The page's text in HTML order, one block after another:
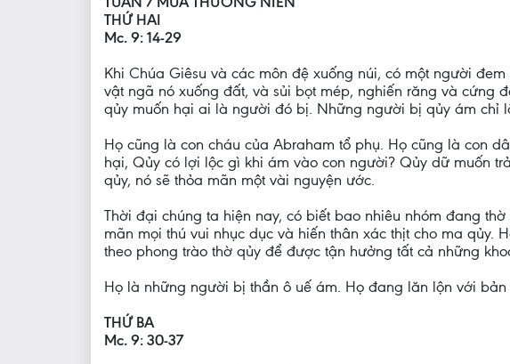
THỨ HAI
Mc. 9: 14-29
Khi Chúa Giêsu và các môn đệ xuống núi, có một người
vật ngã nó xuống đất, và sủi bọt mép, nghiến răng và cứng
qủy muốn hại ai là người đó bị. Những người bị qủy ám chỉ
Họ cũng là con cháu của Abraham tổ phụ. Họ cũng là con
hại, Qủy có lợi lộc gì khi ám vào con người? Qủy dữ muốn
qủy, nó sẽ thỏa mãn một vài nguyện ước.
Thời đại chúng ta hiện nay, có biết bao nhiêu nhóm đang
mãn mọi thú vui nhục dục và hiến thân xác thịt cho ma
theo phong trào thờ qủy để được tận hưởng tất cả những
Họ là những người bị thần ô uế ám. Họ đang lăn lộn với
THỨ BA
Mc. 9: 30-37